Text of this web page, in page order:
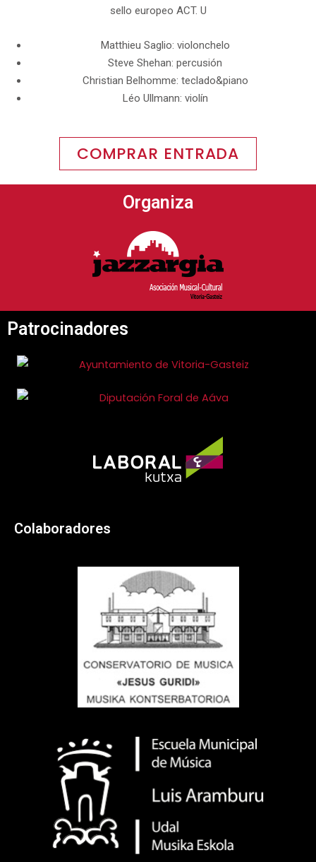
sello europeo ACT. U
Matthieu Saglio: violonchelo
Steve Shehan: percusión
Christian Belhomme: teclado&piano
Léo Ullmann: violín
COMPRAR ENTRADA
Organiza
Patrocinadores
Colaboradores